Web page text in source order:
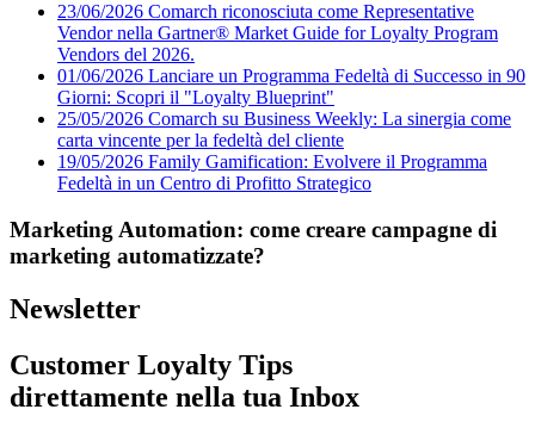
23/06/2026 Comarch riconosciuta come Representative
Vendor nella Gartner® Market Guide for Loyalty Program
Vendors del 2026.
01/06/2026 Lanciare un Programma Fedeltà di Successo in 90
Giorni: Scopri il "Loyalty Blueprint"
25/05/2026 Comarch su Business Weekly: La sinergia come
carta vincente per la fedeltà del cliente
19/05/2026 Family Gamification: Evolvere il Programma
Fedeltà in un Centro di Profitto Strategico
Marketing Automation: come creare campagne di
marketing automatizzate?
Newsletter
Customer Loyalty Tips
direttamente nella tua Inbox